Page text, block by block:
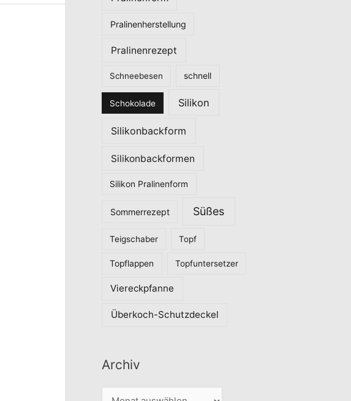
Pralinenherstellung
Pralinenrezept
Schneebesen schnell
Schokolade Silikon
Silikonbackform
Silikonbackformen
Silikon Pralinenform
Sommerrezept Süßes
Teigschaber Topf
Topflappen Topfuntersetzer
Viereckpfanne
Überkoch-Schutzdeckel
Archiv